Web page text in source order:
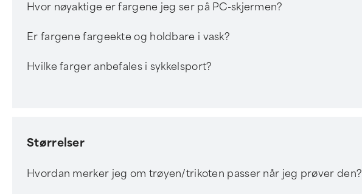
Hvor nøyaktige er fargene jeg ser på PC-skjermen?
Er fargene fargeekte og holdbare i vask?
Hvilke farger anbefales i sykkelsport?
Størrelser
Hvordan merker jeg om trøyen/trikoten passer når jeg prøver den?